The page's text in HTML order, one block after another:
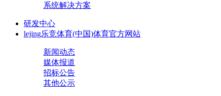
系统解决方案
研发中心
lejing乐竞体育(中国)体育官方网站
新闻动态
媒体报道
招标公告
其他公示